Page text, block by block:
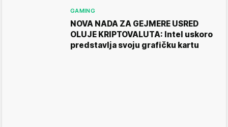
GAMING
NOVA NADA ZA GEJMERE USRED
OLUJE KRIPTOVALUTA: Intel uskoro
predstavlja svoju grafičku kartu